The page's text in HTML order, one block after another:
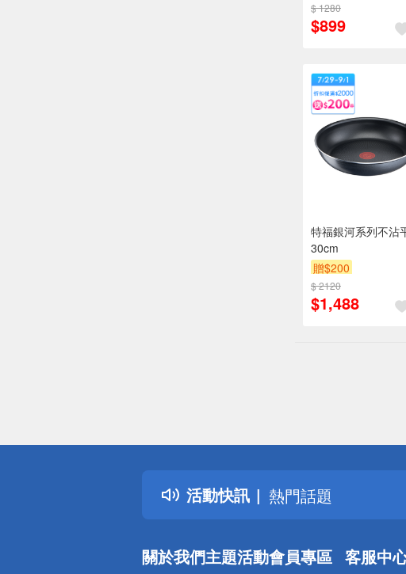
$ 1280
$899
特福銀河系列不沾
30cm
贈$200
$ 2120
$1,488
活動快訊
詐騙網頁！請小心
得獎公告
熱門話題
銀行優惠
詐騙網頁！請小心
關於我們主題活動會員專區 客服中